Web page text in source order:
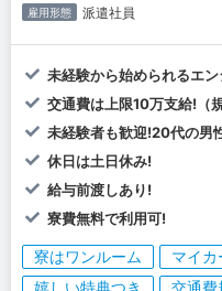
雇用形態 派遣社員
未経験から始められるエ
交通費は上限10万支給!（
未経験者も歓迎!20代の男
休日は土日休み!
給与前渡しあり!
寮費無料で利用可!
寮はワンルーム マイ
嬉しい特典つき
交通費